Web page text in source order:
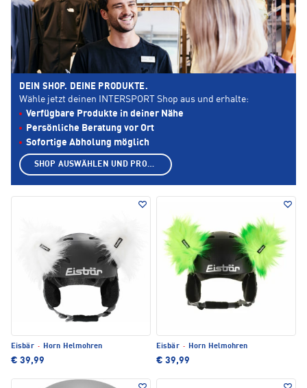
Eisbär · Horn Helmohren
€ 39,99
Eisbär · Horn Helmohren
€ 39,99
DEIN SHOP. DEINE PRODUKTE.
Wähle jetzt deinen INTERSPORT Shop aus und erhalte:
Verfügbare Produkte in deiner Nähe
Persönliche Beratung vor Ort
Sofortige Abholung möglich
SHOP AUSWÄHLEN UND PRODUKTE ANZEIGEN